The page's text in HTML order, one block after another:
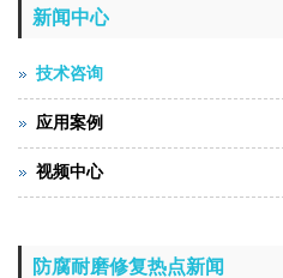
新闻中心
技术咨询
应用案例
视频中心
防腐耐磨修复热点新闻